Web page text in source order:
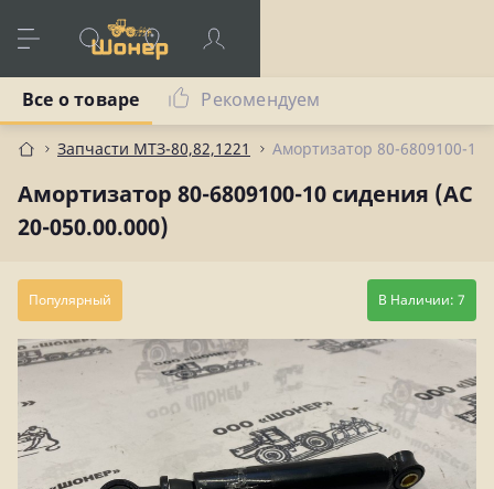
Запчасти МТЗ-80,82,1221 Амортизатор 80-6809100-
Амортизатор 80-6809100-10 сидения (АС
20-050.00.000)
Все о товаре Рекомендуем
Популярный В Наличии: 7